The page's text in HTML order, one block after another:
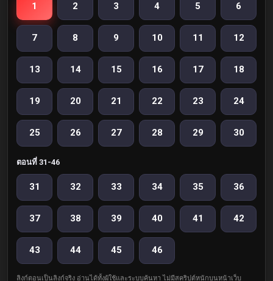
1 2 3 4 5 6
7 8 9 10 11 12
13 14 15 16 17 18
19 20 21 22 23 24
25 26 27 28 29 30
ตอนที่ 31-46
31 32 33 34 35 36
37 38 39 40 41 42
43 44 45 46
ลิงก์ตอนเป็นลิงก์จริง อ่านได้ทั้งผู้ใช้และระบบค้นหา ไม่มีสคริปต์หนักบนหน้าเว็บ